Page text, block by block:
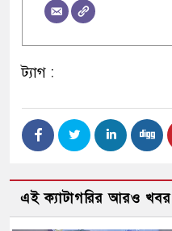
ট্যাগ :
এই ক্যাটাগরির আরও খবর